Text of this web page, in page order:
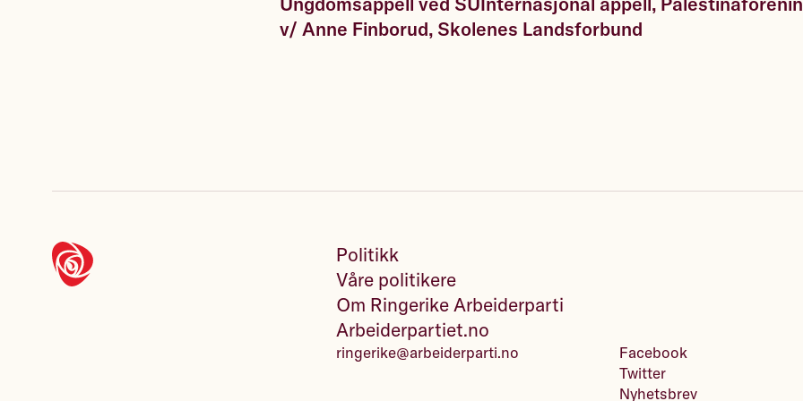
v/ Anne Finborud, Skolenes Landsforbund
Politikk
Våre politikere
Om Ringerike Arbeiderparti
Arbeiderpartiet.no
ringerike@arbeiderparti.no
Facebook
Twitter
Nyhetsbrev